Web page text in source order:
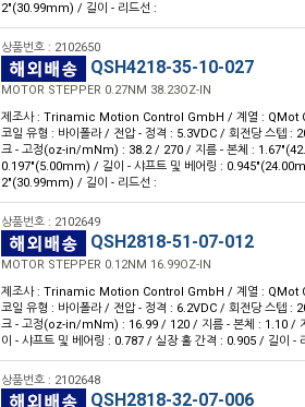
2"(30.99mm) / 길이 - 리드선 :
상품번호 : 2102650
QSH4218-35-10-027
MOTOR STEPPER 0.27NM 38.23OZ-IN
제조사 : Trinamic Motion Control GmbH / 계열 : QMot
코일 유형 : 바이폴라 / 전압 - 정격 : 5.3VDC / 회전당 스텝 :
크 - 고정(oz-in/mNm) : 38.2 / 270 / 지름 - 본체 :
0.197"(5.00mm) / 길이 - 샤프트 및 베어링 :
2"(30.99mm) / 길이 - 리드선 :
상품번호 : 2102649
QSH2818-51-07-012
MOTOR STEPPER 0.12NM 16.99OZ-IN
제조사 : Trinamic Motion Control GmbH / 계열 : QMot
코일 유형 : 바이폴라 / 전압 - 정격 : 6.2VDC / 회전당 스텝 :
크 - 고정(oz-in/mNm) : 16.99 / 120 / 지름 - 본체 : 1.10 /
이 - 샤프트 및 베어링 : 0.787 / 실장 홀 간격 : 0.905 / 길이 -
상품번호 : 2102648
QSH2818-32-07-006